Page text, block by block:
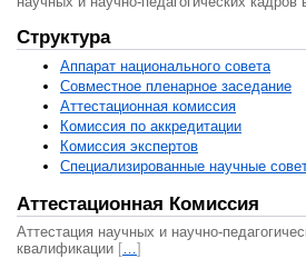
Структура
Аппарат национального совета
Совместное пленарное заседание
Аттестационная комисcия
Комиссия по аккредитации
Комиссия экспертов
Специализированные научные
Аттестационная Комиссия
Аттестация научных и научно-
квалификации […]